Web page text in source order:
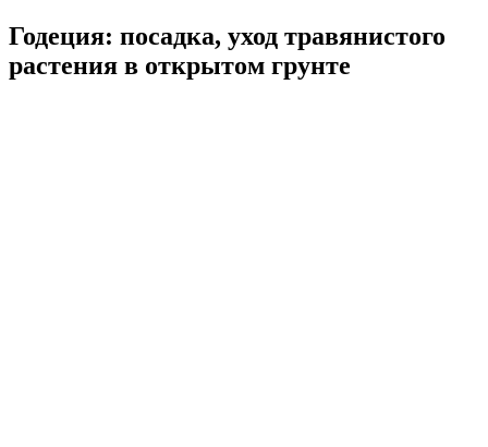
Годеция: посадка, уход травянистого
растения в открытом грунте